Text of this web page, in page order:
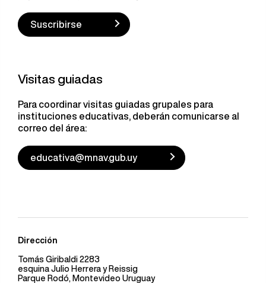
Suscribirse
Visitas guiadas
Para coordinar visitas guiadas grupales para
instituciones educativas, deberán comunicarse al
correo del área:
educativa@mnav.gub.uy
Dirección
Tomás Giribaldi 2283
esquina Julio Herrera y Reissig
Parque Rodó, Montevideo Uruguay